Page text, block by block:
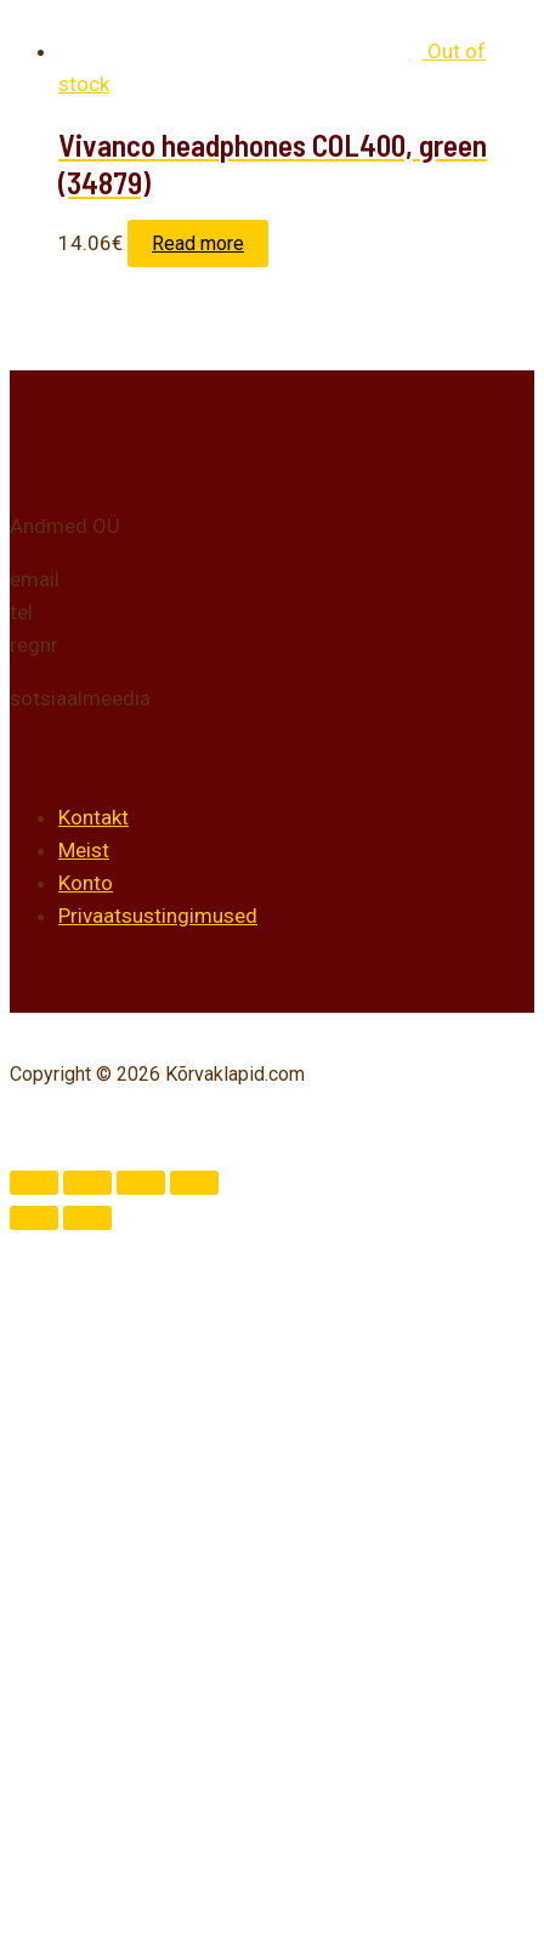
Out of
stock
Vivanco headphones COL400, green
(34879)
14.06€ Read more
Andmed OÜ
email
tel
regnr
sotsiaalmeedia
Kontakt
Meist
Konto
Privaatsustingimused
Copyright © 2026 Kõrvaklapid.com